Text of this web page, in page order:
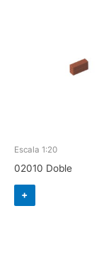
Escala 1:20
02010 Doble
+